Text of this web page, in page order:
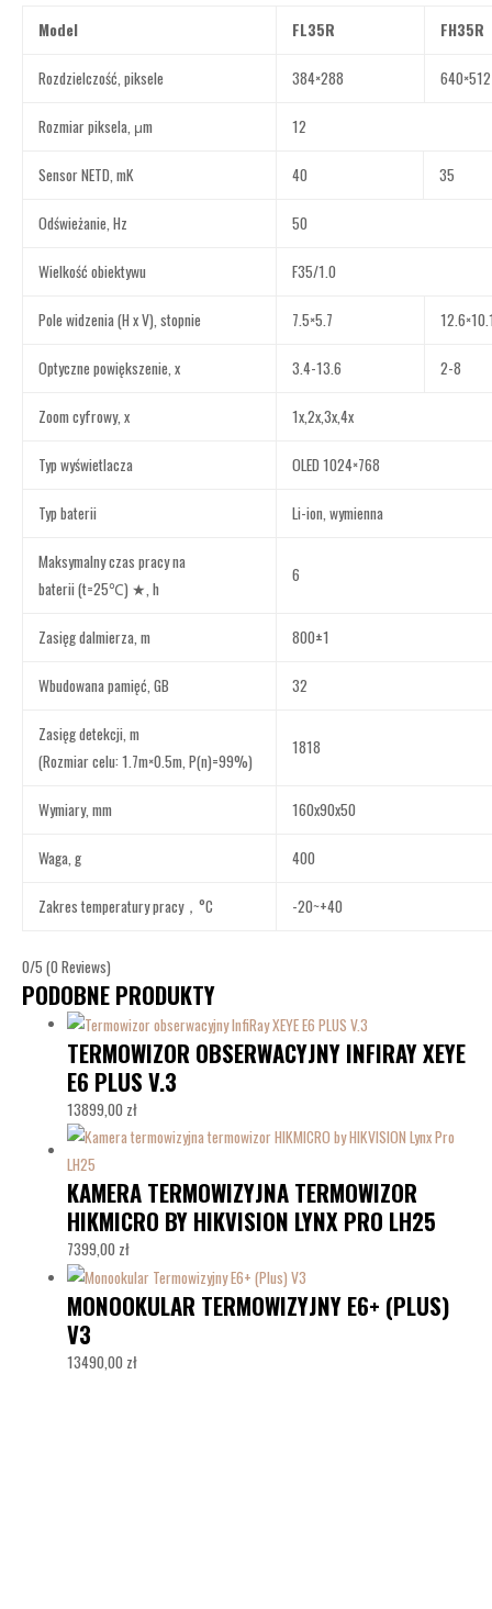
Model FL35R FH35R
Rozdzielczość, piksele 384×288 640×512
Rozmiar piksela, μm 12
Sensor NETD, mK 40 35
Odświeżanie, Hz 50
Wielkość obiektywu F35/1.0
Pole widzenia (H x V), stopnie 7.5×5.7
Optyczne powiększenie, x 3.4-13.6 2-8
Zoom cyfrowy, x 1x,2x,3x,4x
Typ wyświetlacza OLED 1024×768
Typ baterii Li-ion, wymienna
Maksymalny czas pracy na
baterii (t=25℃) ★, h
6
Zasięg dalmierza, m 800±1
Wbudowana pamięć, GB 32
Zasięg detekcji, m
(Rozmiar celu: 1.7m×0.5m, P(n)=99%)
1818
Wymiary, mm 160x90x50
Waga, g 400
Zakres temperatury pracy，°C -20~+40
0/5 (0 Reviews)
PODOBNE PRODUKTY
TERMOWIZOR OBSERWACYJNY INFIRAY XEYE
E6 PLUS V.3
13899,00 zł
KAMERA TERMOWIZYJNA TERMOWIZOR
HIKMICRO BY HIKVISION LYNX PRO LH25
7399,00 zł
MONOOKULAR TERMOWIZYJNY E6+ (PLUS)
V3
13490,00 zł